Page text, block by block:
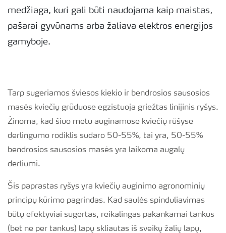
medžiaga, kuri gali būti naudojama kaip maistas,
pašarai gyvūnams arba žaliava elektros energijos
gamyboje.
Tarp sugeriamos šviesos kiekio ir bendrosios sausosios
masės kviečių grūduose egzistuoja griežtas linijinis ryšys.
Žinoma, kad šiuo metu auginamose kviečių rūšyse
derlingumo rodiklis sudaro 50-55%, tai yra, 50-55%
bendrosios sausosios masės yra laikoma augalų
derliumi.
Šis paprastas ryšys yra kviečių auginimo agronominių
principų kūrimo pagrindas. Kad saulės spinduliavimas
būtų efektyviai sugertas, reikalingas pakankamai tankus
(bet ne per tankus) lapų skliautas iš sveikų žalių lapų,